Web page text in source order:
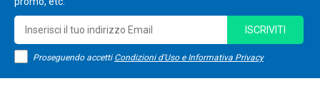
Proseguendo accetti Condizioni d'Uso e Informativa Privacy
ISCRIVITI